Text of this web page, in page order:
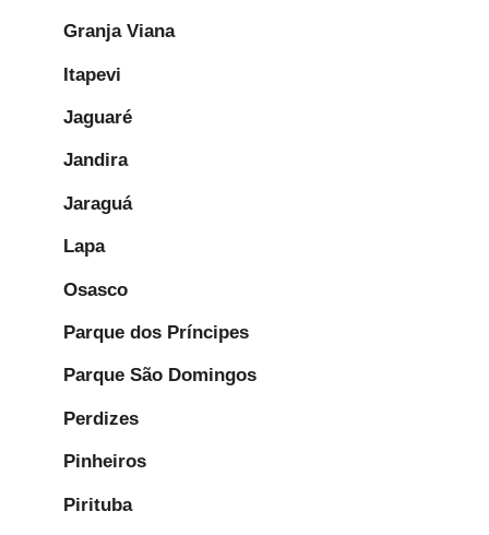
Granja Viana
Itapevi
Jaguaré
Jandira
Jaraguá
Lapa
Osasco
Parque dos Príncipes
Parque São Domingos
Perdizes
Pinheiros
Pirituba